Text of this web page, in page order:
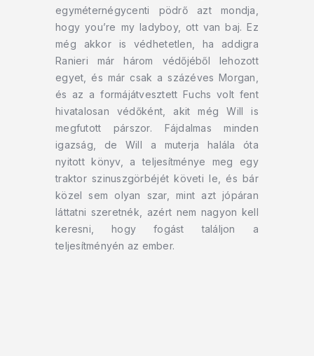
egyméternégycenti pödrő azt mondja,
hogy you’re my ladyboy, ott van baj. Ez
még akkor is védhetetlen, ha addigra
Ranieri már három védőjéből lehozott
egyet, és már csak a százéves Morgan,
és az a formájátvesztett Fuchs volt fent
hivatalosan védőként, akit még Will is
megfutott párszor. Fájdalmas minden
igazság, de Will a muterja halála óta
nyitott könyv, a teljesítménye meg egy
traktor szinuszgörbéjét követi le, és bár
közel sem olyan szar, mint azt jópáran
láttatni szeretnék, azért nem nagyon kell
keresni, hogy fogást találjon a
teljesítményén az ember.